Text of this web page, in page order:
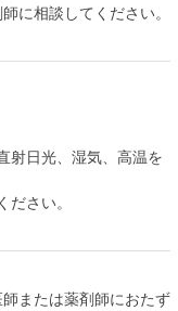
に相談してください。
射日光、湿気、高温を
さい。
または薬剤師におたず